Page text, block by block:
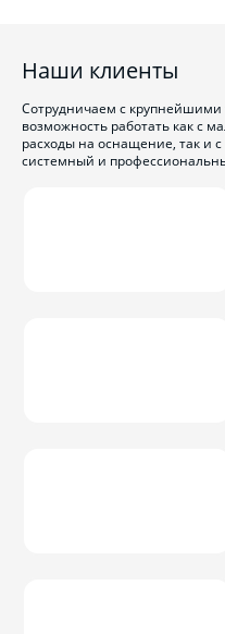
Наши клиенты
Сотрудничаем с крупнейшими
возможность работать как с
расходы на оснащение, так и
системный и